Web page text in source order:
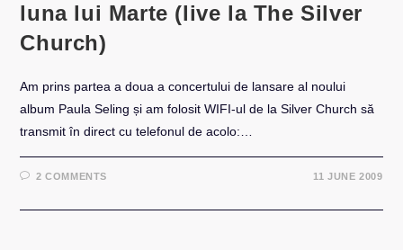
luna lui Marte (live la The Silver
Church)
Am prins partea a doua a concertului de lansare al noului
album Paula Seling și am folosit WIFI-ul de la Silver Church să
transmit în direct cu telefonul de acolo:…
2 COMMENTS 11 JUNE 2009